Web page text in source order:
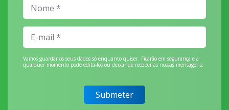
Vamos guardar os seus dados só enquanto quiser. Ficarão em segurança e a
qualquer momento pode editá-los ou deixar de receber as nossas mensagens.